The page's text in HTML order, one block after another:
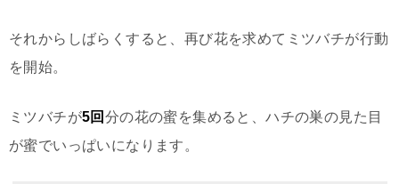
それからしばらくすると、再び花を求めてミツバチが行動
を開始。
ミツバチが5回 分の花の蜜を集めると、ハチの巣の見た目
が蜜でいっぱいになります。